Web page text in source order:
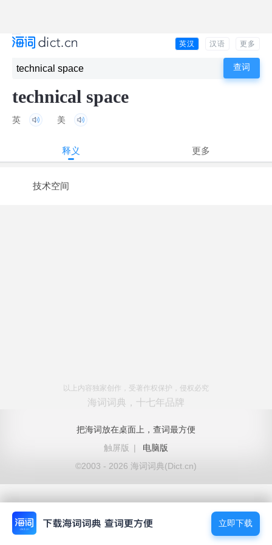
英汉 汉语 更多
technical space
英 美
释义 更多
技术空间
以上内容独家创作，受著作权保护，侵权必究
海词词典，十七年品牌
把海词放在桌面上，查词最方便
触屏版
|
电脑版
©2003 - 2026 海词词典(Dict.cn)
立即下载
立即下载